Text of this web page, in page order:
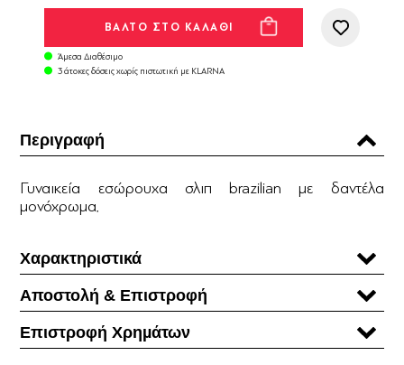
Άμεσα Διαθέσιμο
3 άτοκες δόσεις χωρίς πιστωτική με KLARNA
Περιγραφή
Γυναικεία εσώρουχα σλιπ brazilian με δαντέλα
μονόχρωμα.
Χαρακτηριστικά
Αποστολή & Επιστροφή
Επιστροφή Χρηµάτων